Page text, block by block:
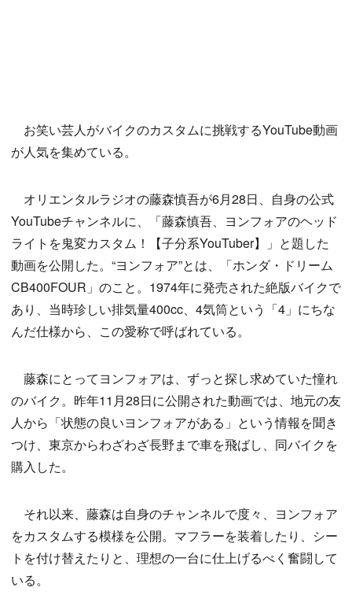
お笑い芸人がバイクのカスタムに挑戦するYouTube動画
が人気を集めている。
オリエンタルラジオの藤森慎吾が6月28日、自身の公式
YouTubeチャンネルに、「藤森慎吾、ヨンフォアのヘッド
ライトを鬼変カスタム！【子分系YouTuber】」と題した
動画を公開した。“ヨンフォア”とは、「ホンダ・ドリーム
CB400FOUR」のこと。1974年に発売された絶版バイクで
あり、当時珍しい排気量400cc、4気筒という「4」にちな
んだ仕様から、この愛称で呼ばれている。
藤森にとってヨンフォアは、ずっと探し求めていた憧れ
のバイク。昨年11月28日に公開された動画では、地元の友
人から「状態の良いヨンフォアがある」という情報を聞き
つけ、東京からわざわざ長野まで車を飛ばし、同バイクを
購入した。
それ以来、藤森は自身のチャンネルで度々、ヨンフォア
をカスタムする模様を公開。マフラーを装着したり、シー
トを付け替えたりと、理想の一台に仕上げるべく奮闘して
いる。